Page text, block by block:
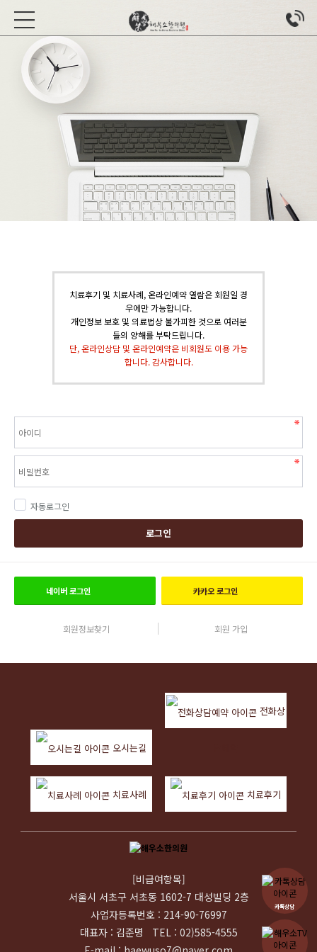
치료후기 및 치료사례, 온라인예약 열람은 회원일 경
우에만 가능합니다.
개인정보 보호 및 의료법상 불가피한 것으로 여러분
들의 양해를 부탁드립니다.
단, 온라인상담 및 온라인예약은 비회원도 이용 가능
합니다. 감사합니다.
자동로그인
로그인
네이버로그인 카카오로그인
회원정보찾기 회원 가입
카톡상담
오시는길
전화상
치료사례 치료후기
[비급여항목]
서울시 서초구 서초동 1602-7 대성빌딩 2층
사업자등록번호 : 214-90-76997
대표자 : 김준명 TEL : 02)585-4555